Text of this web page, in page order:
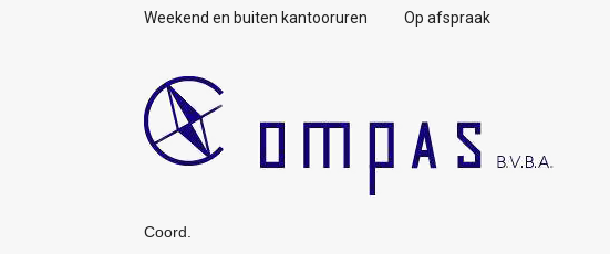
Weekend en buiten kantooruren Op afspraak
Coord.